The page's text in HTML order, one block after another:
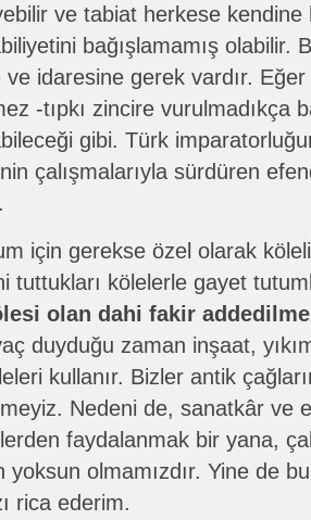
ve tabiat herkese kendine
bağışlamamış olabilir.
idaresine gerek vardır.
-tıpkı zincire vurulmadıkça
gibi. Türk
çalışmalarıyla sürdüren
için gerekse özel olarak
tuttukları kölelerle gayet
olan dahi fakir
duyduğu zaman inşaat,
kullanır. Bizler antik
Nedeni de, sanatkâr ve
faydalanmak bir yana,
yoksun olmamızdır. Yine de
rica ederim.